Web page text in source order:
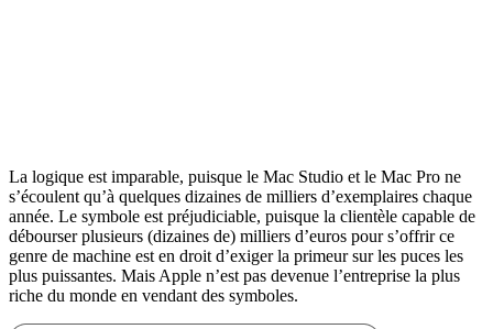
La logique est imparable, puisque le Mac Studio et le Mac Pro ne
s’écoulent qu’à quelques dizaines de milliers d’exemplaires chaque
année. Le symbole est préjudiciable, puisque la clientèle capable de
débourser plusieurs (dizaines de) milliers d’euros pour s’offrir ce
genre de machine est en droit d’exiger la primeur sur les puces les
plus puissantes. Mais Apple n’est pas devenue l’entreprise la plus
riche du monde en vendant des symboles.